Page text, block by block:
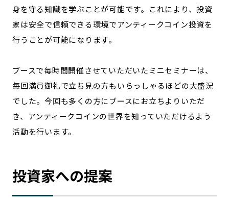
身を守る知識を学ぶことが可能です。これにより、投資
家は安全で信頼できる環境でアンティークコイン投資を
行うことが可能になります。
ブースで毎時間開催させていただいたミニセミナーは、
毎回満員御礼で立ち見の方もいらっしゃるほどの大盛況
でした。今回も多くの方にブースにお立ちよりいただ
き、アンティークコインの世界を知っていただけるよう
活動を行います。
投資家への提案